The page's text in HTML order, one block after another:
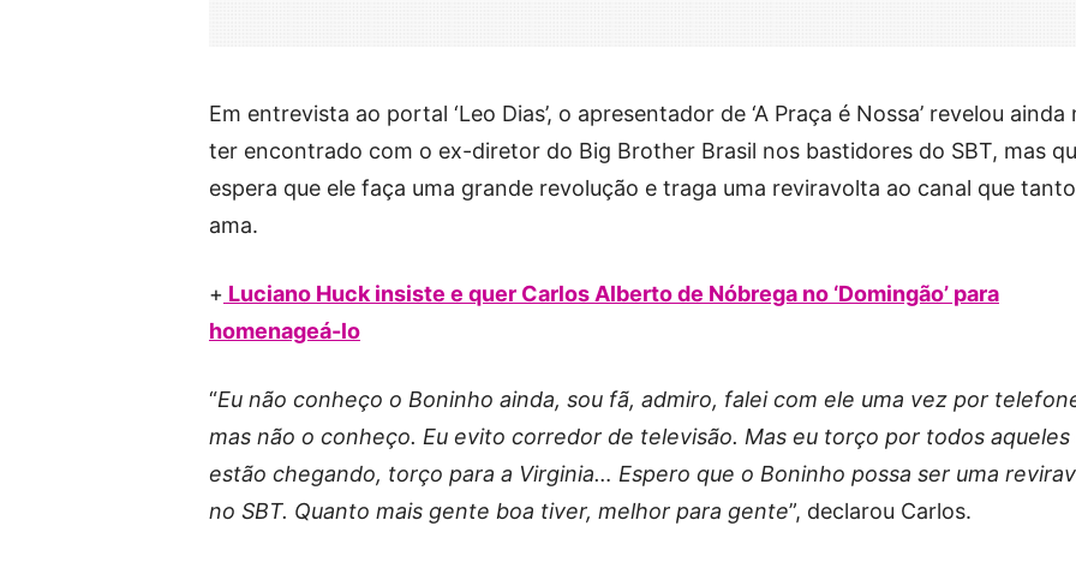
Em entrevista ao portal ‘Leo Dias’, o apresentador de ‘A Praça é Nossa’ revelou ainda
ter encontrado com o ex-diretor do Big Brother Brasil nos bastidores do SBT, mas
espera que ele faça uma grande revolução e traga uma reviravolta ao canal que tanto
ama.
+ Luciano Huck insiste e quer Carlos Alberto de Nóbrega no ‘Domingão’ para
homenageá-lo
“Eu não conheço o Boninho ainda, sou fã, admiro, falei com ele uma vez por
mas não o conheço. Eu evito corredor de televisão. Mas eu torço por todos aqueles
estão chegando, torço para a Virginia… Espero que o Boninho possa ser uma
no SBT. Quanto mais gente boa tiver, melhor para gente”, declarou Carlos.